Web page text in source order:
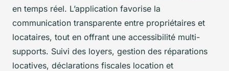
en temps réel. L’application favorise la
communication transparente entre propriétaires et
locataires, tout en offrant une accessibilité multi-
supports. Suivi des loyers, gestion des réparations
locatives, déclarations fiscales location et